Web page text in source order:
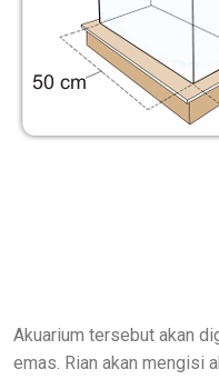
Akuarium tersebut akan
emas. Rian akan mengisi